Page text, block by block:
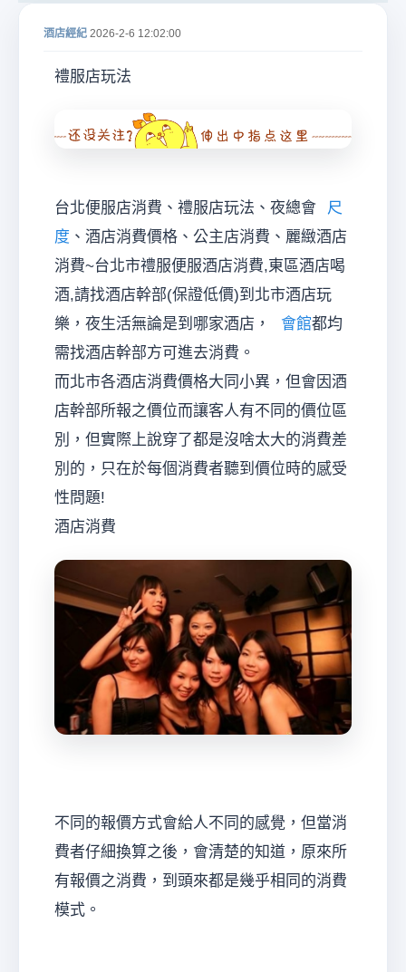
酒店經紀 2026-2-6 12:02:00
禮服店玩法
台北便服店消費、禮服店玩法、夜總會
尺
度 、酒店消費價格、公主店消費、麗緻酒店
消費~台北市禮服便服酒店消費,東區酒店喝
酒,請找酒店幹部(保證低價)到北市酒店玩
樂，夜生活無論是到哪家酒店，
會館都均
需找酒店幹部方可進去消費。
而北市各酒店消費價格大同小異，但會因酒
店幹部所報之價位而讓客人有不同的價位區
別，但實際上說穿了都是沒啥太大的消費差
別的，只在於每個消費者聽到價位時的感受
性問題!
酒店消費
不同的報價方式會給人不同的感覺，但當消
費者仔細換算之後，會清楚的知道，原來所
有報價之消費，到頭來都是幾乎相同的消費
模式。